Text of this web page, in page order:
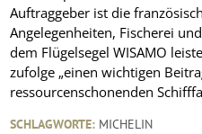
Auftraggeber ist die
Angelegenheiten, Fischerei
dem Flügelsegel WISAMO
zufolge „einen wichtigen
ressourcenschonenden
SCHLAGWORTE: MICHELIN